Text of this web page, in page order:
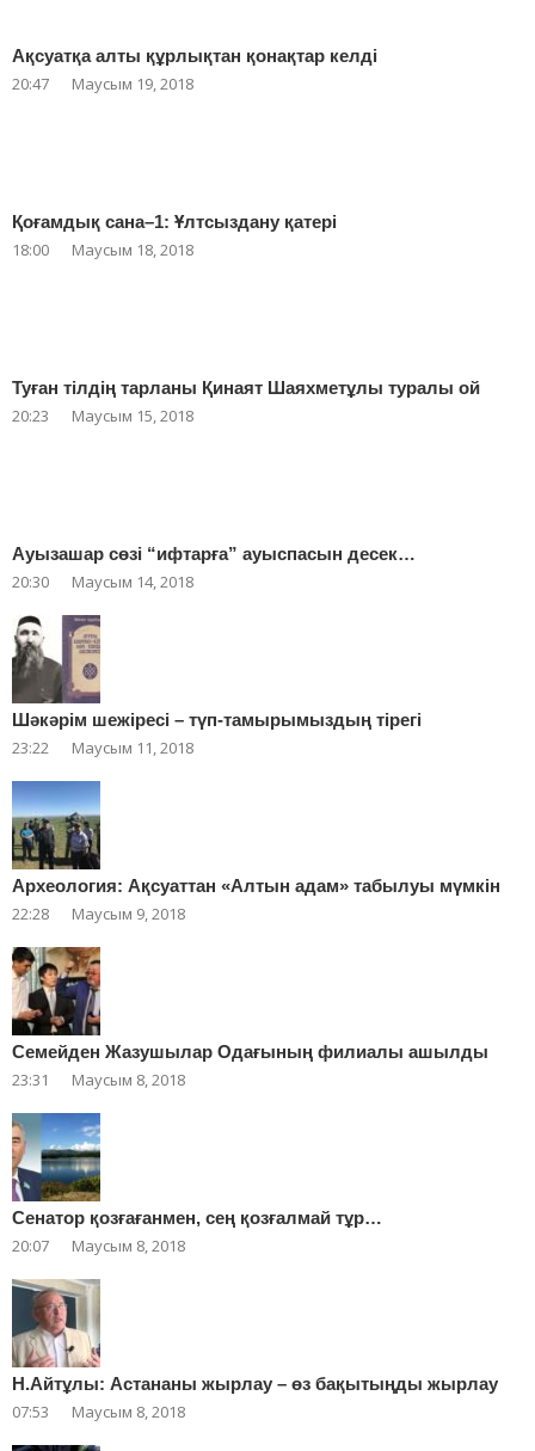
Ақсуатқа алты құрлықтан қонақтар келді
20:47 Маусым 19, 2018
Қоғамдық сана–1: Ұлтсыздану қатері
18:00 Маусым 18, 2018
Туған тілдің тарланы Қинаят Шаяхметұлы туралы ой
20:23 Маусым 15, 2018
Ауызашар сөзі “ифтарға” ауыспасын десек…
20:30 Маусым 14, 2018
Шәкәрім шежіресі – түп-тамырымыздың тірегі
23:22 Маусым 11, 2018
Археология: Ақсуаттан «Алтын адам» табылуы мүмкін
22:28 Маусым 9, 2018
Cемейден Жазушылар Одағының филиалы ашылды
23:31 Маусым 8, 2018
Сенатор қозғағанмен, сең қозғалмай тұр…
20:07 Маусым 8, 2018
Н.Айтұлы: Астананы жырлау – өз бақытыңды жырлау
07:53 Маусым 8, 2018